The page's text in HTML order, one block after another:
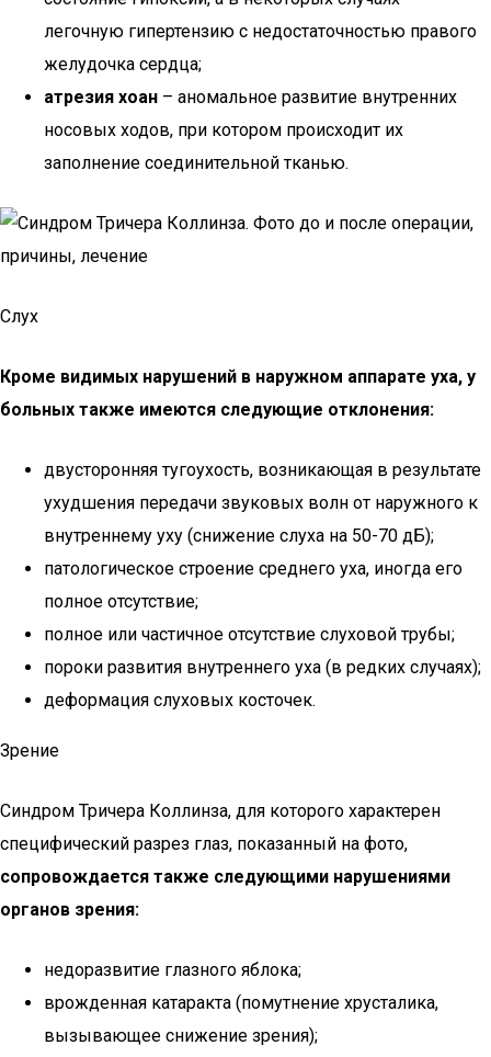
легочную гипертензию с недостаточностью правого
желудочка сердца;
атрезия хоан – аномальное развитие внутренних
носовых ходов, при котором происходит их
заполнение соединительной тканью.
Слух
Кроме видимых нарушений в наружном аппарате уха, у
больных также имеются следующие отклонения:
двусторонняя тугоухость, возникающая в результате
ухудшения передачи звуковых волн от наружного к
внутреннему уху (снижение слуха на 50-70 дБ);
патологическое строение среднего уха, иногда его
полное отсутствие;
полное или частичное отсутствие слуховой трубы;
пороки развития внутреннего уха (в редких случаях);
деформация слуховых косточек.
Зрение
Синдром Тричера Коллинза, для которого характерен
специфический разрез глаз, показанный на фото,
сопровождается также следующими нарушениями
органов зрения:
недоразвитие глазного яблока;
врожденная катаракта (помутнение хрусталика,
вызывающее снижение зрения);